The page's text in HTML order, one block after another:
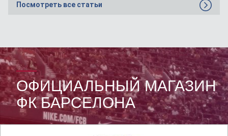
Посмотреть все статьи
ОФИЦИАЛЬНЫЙ МАГАЗИН
ФК БАРСЕЛОНА